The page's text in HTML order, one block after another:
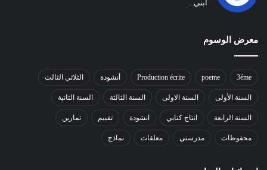
ابني...
معرض الوسوم
3éme
poeme
Production écrite أنشودة الثلاثي الثالث
السنة الأولى السنة الاولى السنة الثالثة السنة الثانية
السنة الرابعة انتاج كتابي انشودة تقييم تمارين
محفوظات مدرستي معلقات نماذج